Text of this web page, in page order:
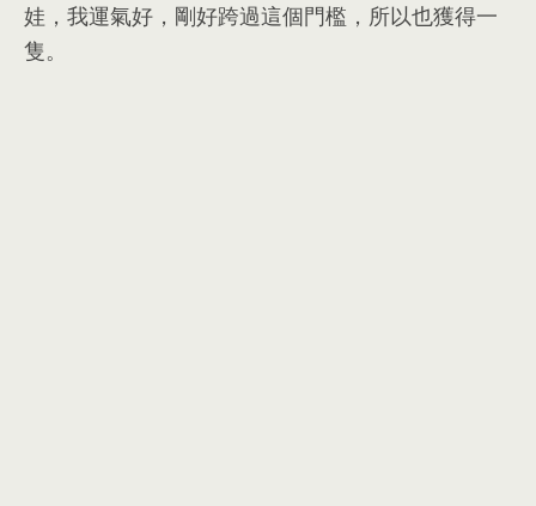
娃 ， 我運氣好 ， 剛好跨過這個門檻 ， 所以也獲得一
隻。